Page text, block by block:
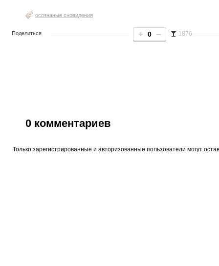
осознаные сновидения
Поделиться 0 1876
0 комментариев
Только зарегистрированные и авторизованные пользователи могут